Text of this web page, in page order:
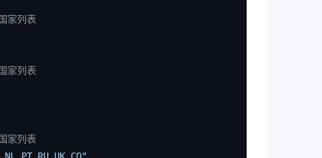
家列表
家列表
家列表